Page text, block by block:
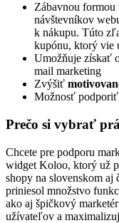
Zábavnou formou
návštevníkov
k nákupu. Túto
kupónu, ktorý vie
Umožňuje získať
mail marketing
Zvýšiť
Možnosť podporiť
Prečo si vybrať
Chcete pre podporu
widget Koloo, ktorý už
shopy na slovenskom
priniesol množstvo
ako aj špičkový
užívateľov a